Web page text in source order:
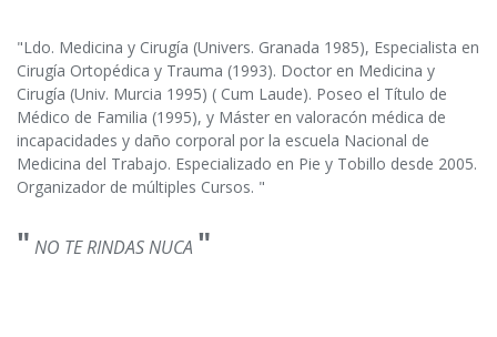
"Ldo. Medicina y Cirugía (Univers. Granada 1985), Especialista en
Cirugía Ortopédica y Trauma (1993). Doctor en Medicina y
Cirugía (Univ. Murcia 1995) ( Cum Laude). Poseo el Título de
Médico de Familia (1995), y Máster en valoracón médica de
incapacidades y daño corporal por la escuela Nacional de
Medicina del Trabajo. Especializado en Pie y Tobillo desde 2005.
Organizador de múltiples Cursos. "
" NO TE RINDAS NUCA "